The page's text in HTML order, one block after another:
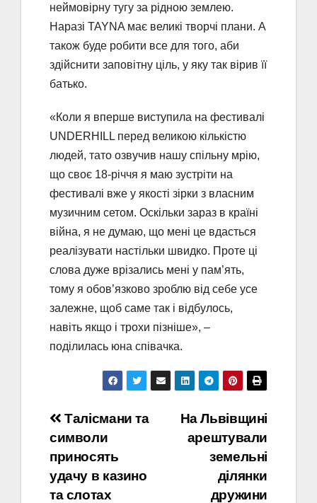
неймовірну тугу за рідною землею.
Наразі TAYNA має великі творчі плани. А
також буде робити все для того, аби
здійснити заповітну ціль, у яку так вірив її
батько.
«Коли я вперше виступила на фестивалі
UNDERHILL перед великою кількістю
людей, тато озвучив нашу спільну мрію,
що своє 18-річчя я маю зустріти на
фестивалі вже у якості зірки з власним
музичним сетом. Оскільки зараз в країні
війна, я не думаю, що мені це вдасться
реалізувати настільки швидко. Проте ці
слова дуже врізались мені у пам’ять,
тому я обов’язково зроблю від себе усе
залежне, щоб саме так і відбулось,
навіть якщо і трохи пізніше», –
поділилась юна співачка.
Навігація
записів
На Львівщині
арештували
земельні
ділянки
дружини
Талісмани та
символи
приносять
удачу в казино
та слотах